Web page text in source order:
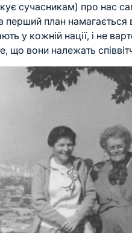
сучасникам) про нас
перший план
у кожній нації, і не
що вони належать